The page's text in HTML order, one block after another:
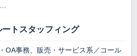
…
トスタッフィング
OA事務、販売・サービス系／コール